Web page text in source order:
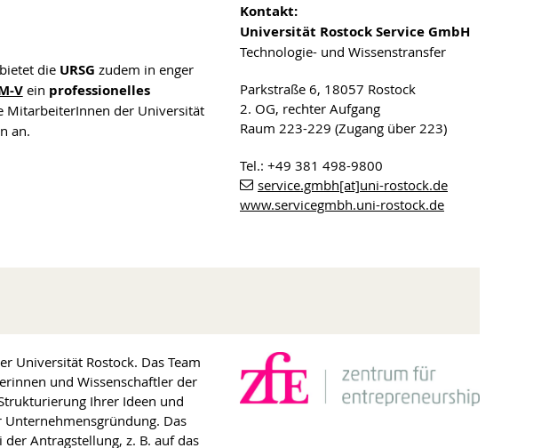
dieURSG zudem in enger
Vein professionelles
MitarbeiterInnen der Universität
an.
Kontakt:
Universität Rostock Service GmbH
Technologie- und Wissenstransfer
Parkstraße 6, 18057 Rostock
2. OG, rechter Aufgang
Raum 223-229 (Zugang über 223)
Tel.: +49 381 498-9800
service.gmbh[at]uni-rostock.de
www.servicegmbh.uni-rostock.de
Universität Rostock. Das Team
und Wissenschaftler der
Ihrer Ideen und
Das
Antragstellung, z. B. auf das